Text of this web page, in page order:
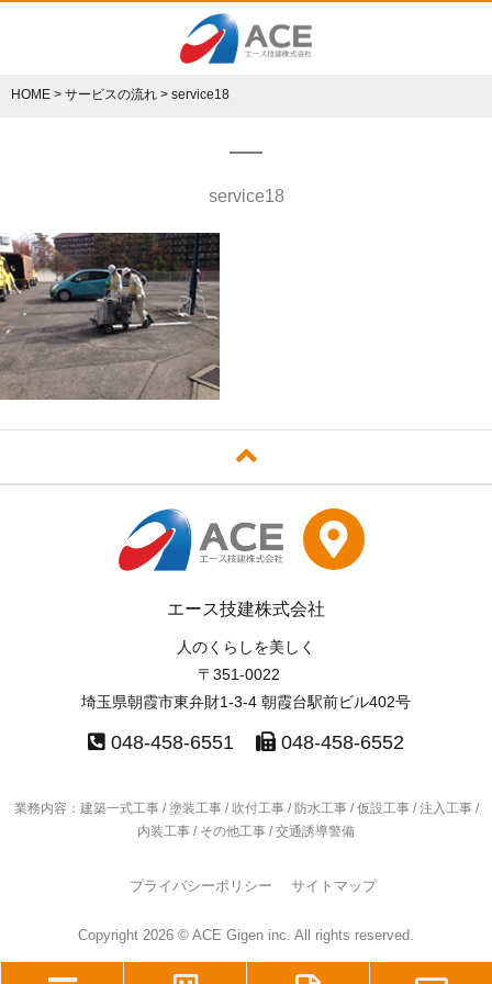
HOME > サービスの流れ > service18
service18
エース技建株式会社
人のくらしを美しく
〒351-0022
埼玉県朝霞市東弁財1-3-4 朝霞台駅前ビル402号
048-458-6551 048-458-6552
業務内容：建築一式工事 / 塗装工事 / 吹付工事 / 防水工事 /仮設工事 / 注入工事 /
内装工事 / その他工事 / 交通誘導警備
プライバシーポリシー サイトマップ
Copyright 2026 © ACE Gigen inc. All rights reserved.